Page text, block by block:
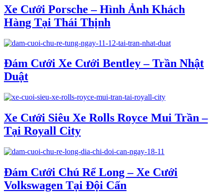
Xe Cưới Porsche – Hình Ảnh Khách
Hàng Tại Thái Thịnh
Đám Cưới Xe Cưới Bentley – Trần Nhật
Duật
Xe Cưới Siêu Xe Rolls Royce Mui Trần –
Tại Royall City
Đám Cưới Chú Rể Long – Xe Cưới
Volkswagen Tại Đội Cấn